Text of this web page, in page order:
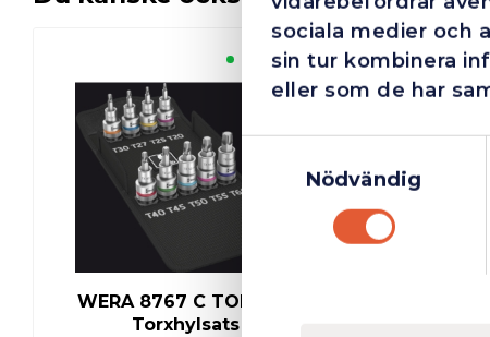
sociala medier och
sin tur kombinera
eller som de har
Nödvändig
Finns i lager
WERA 8767 C TORX HF
Torxhylsats